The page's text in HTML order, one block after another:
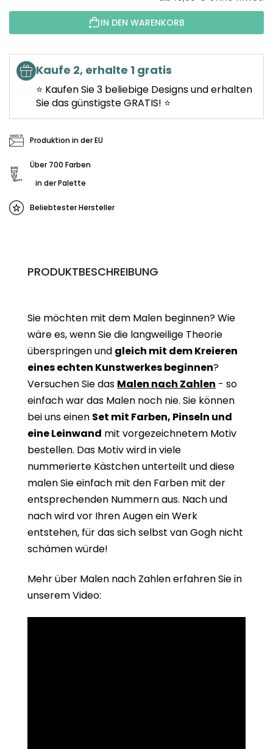
IN DEN WARENKORB
Kaufe 2, erhalte 1 gratis
⭐ Kaufen Sie 3 beliebige Designs und erhalten
Sie das günstigste GRATIS! ⭐
Produktion in der EU
Über 700 Farben
in der Palette
Beliebtester Hersteller
PRODUKTBESCHREIBUNG
Sie möchten mit dem Malen beginnen? Wie
wäre es, wenn Sie die langweilige Theorie
überspringen und gleich mit dem Kreieren
eines echten Kunstwerkes beginnen?
Versuchen Sie das Malen nach Zahlen - so
einfach war das Malen noch nie. Sie können
bei uns einen Set mit Farben, Pinseln und
eine Leinwand mit vorgezeichnetem Motiv
bestellen. Das Motiv wird in viele
nummerierte Kästchen unterteilt und diese
malen Sie einfach mit den Farben mit der
entsprechenden Nummern aus. Nach und
nach wird vor Ihren Augen ein Werk
entstehen, für das sich selbst van Gogh nicht
schämen würde!
Mehr über Malen nach Zahlen erfahren Sie in
unserem Video: